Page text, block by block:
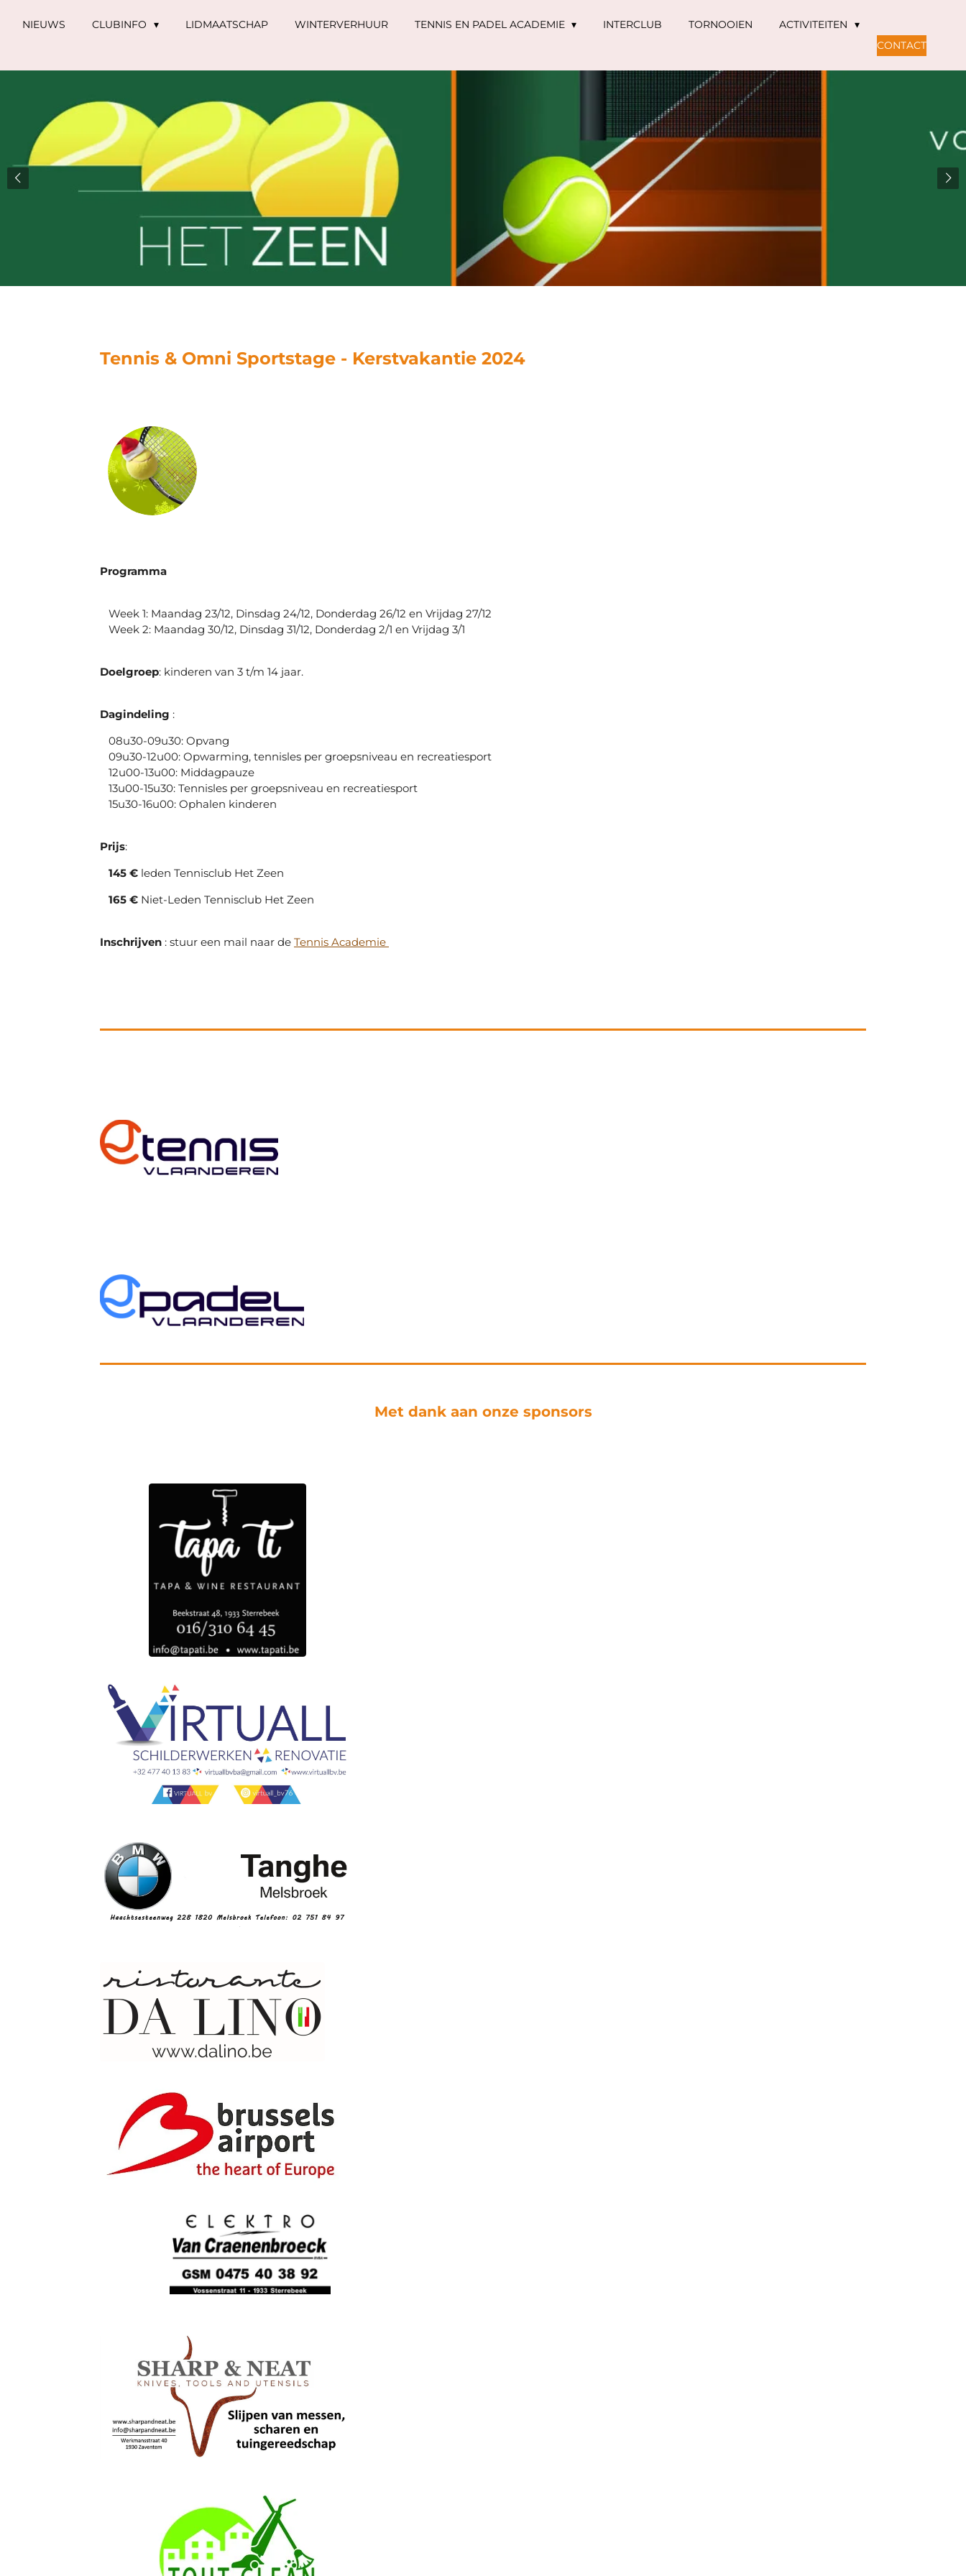
directNIEUWS CLUBINFO LIDMAATSCHAP WINTERVERHUUR TENNIS EN PADEL ACADEMIE INTERCLUB TORNOOIEN
ACTIVITEITEN
CONTACT
Tennis & Omni Sportstage - Kerstvakantie 2024
Programma
Week 1: Maandag 23/12, Dinsdag 24/12, Donderdag 26/12 en Vrijdag 27/12
Week 2: Maandag 30/12, Dinsdag 31/12, Donderdag 2/1 en Vrijdag 3/1
Doelgroep: kinderen van 3 t/m 14 jaar.
Dagindeling :
08u30-09u30: Opvang
09u30-12u00: Opwarming, tennisles per groepsniveau en recreatiesport
12u00-13u00: Middagpauze
13u00-15u30: Tennisles per groepsniveau en recreatiesport
15u30-16u00: Ophalen kinderen
Prijs:
145 € leden Tennisclub Het Zeen
165 € Niet-Leden Tennisclub Het Zeen
Inschrijven : stuur een mail naar de Tennis Academie
Met dank aan onze sponsors